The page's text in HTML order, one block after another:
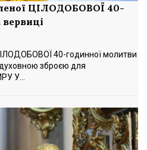
ЦІЛОДОБОВОЇ 40-
40-годинної молитви
зброєю для
У...